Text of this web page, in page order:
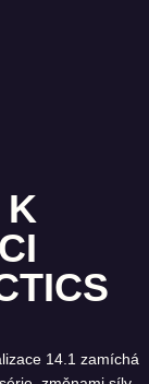
K
14.1 zamíchá